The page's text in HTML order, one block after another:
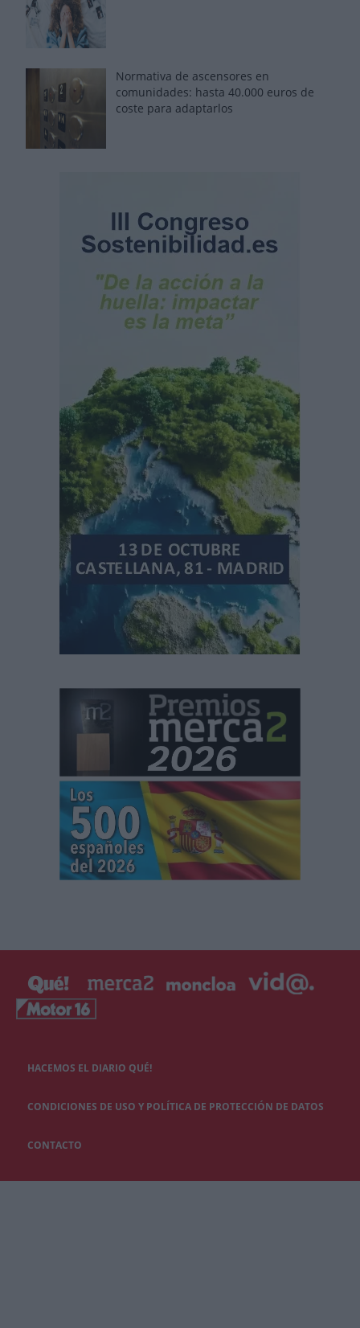
Normativa de ascensores en
comunidades: hasta 40.000 euros de
coste para adaptarlos
HACEMOS EL DIARIO QUÉ!
CONDICIONES DE USO Y POLÍTICA DE PROTECCIÓN DE DATOS
CONTACTO